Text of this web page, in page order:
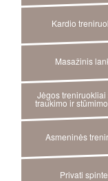
Kardio
Masažinis
Jėgos treniruokliai
traukimo ir
Asmeninės
Privati